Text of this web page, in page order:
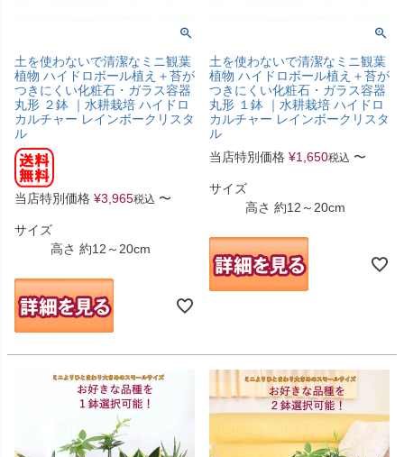
土を使わないで清潔なミニ観葉
植物 ハイドロボール植え＋苔が
つきにくい化粧石・ガラス容器
丸形 ２鉢 ｜水耕栽培 ハイドロ
カルチャー レインボークリスタ
ル
当店特別価格 ¥3,965税込 〜
サイズ
高さ 約12～20cm
土を使わないで清潔なミニ観葉
植物 ハイドロボール植え＋苔が
つきにくい化粧石・ガラス容器
丸形 １鉢 ｜水耕栽培 ハイドロ
カルチャー レインボークリスタ
ル
当店特別価格 ¥1,650税込 〜
サイズ
高さ 約12～20cm